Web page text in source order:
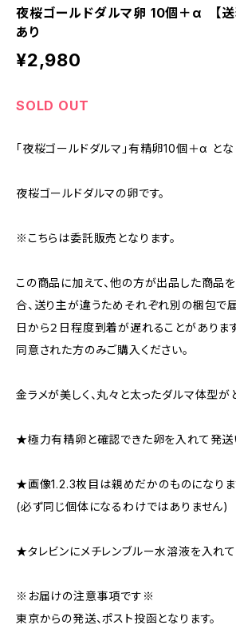
夜桜ゴールドダルマ卵 10個＋α 【送
あり
¥2,980
SOLD OUT
「夜桜ゴールドダルマ」有精卵10個＋α とな
夜桜ゴールドダルマの卵です。
※こちらは委託販売となります。
この商品に加えて、他の方が出品した商品
合、送り主が違うためそれぞれ別の梱包で届
日から２日程度到着が遅れることがありま
同意された方のみご購入ください。
金ラメが美しく、丸々と太ったダルマ体型が
★極力有精卵と確認できた卵を入れて発送
★画像1.2.3枚目は親めだかのものになりま
(必ず同じ個体になるわけではありません)
★タレビンにメチレンブルー水溶液を入れて
※お届けの注意事項です※
東京からの発送、ポスト投函となります。